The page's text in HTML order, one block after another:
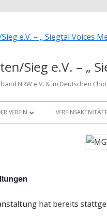
Sieg e.V. – „
NRW e.V. & im Deutschen
VEREIN
hat bereits